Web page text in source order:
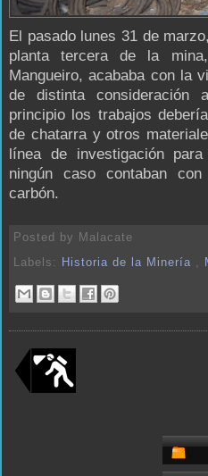
El pasado lunes 31 de
planta tercera de la
Mangueiro, acababa con la
de distinta consideración
principio los trabajos
de chatarra y otros
línea de investigación
ningún caso contaban
carbón.
Posted by Malacate
Labels:
Historia de la Minería